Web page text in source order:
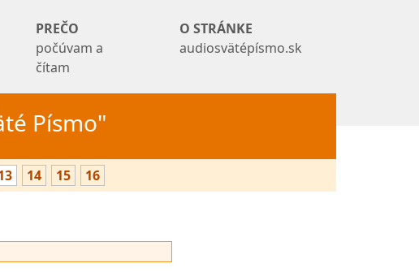
PREČO
počúvam a
čítam
O STRÁNKE
audiosvätépísmo.sk
Písmo"
14 15 16